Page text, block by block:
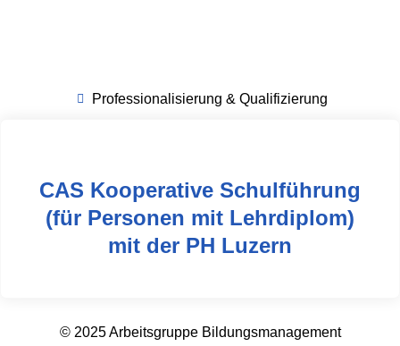
Professionalisierung & Qualifizierung
CAS Kooperative Schulführung
(für Personen mit Lehrdiplom)
mit der PH Luzern
© 2025 Arbeitsgruppe Bildungsmanagement